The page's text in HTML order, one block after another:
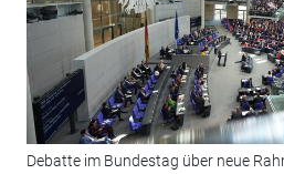
Debatte im Bundestag über neue